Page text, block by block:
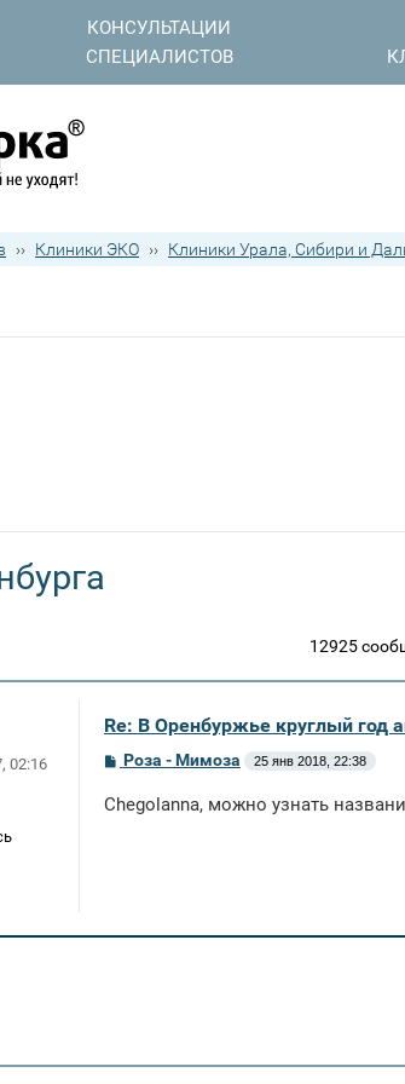
КОНСУЛЬТАЦИИ
СПЕЦИАЛИСТОВ
›› Клиники ЭКО ›› Клиники Урала, Сибири и
12925
02:16
Re: В Оренбуржье круглый год
С
б
Роза - Мимоза 25 янв 2018, 22:38
Chegolanna, можно узнать